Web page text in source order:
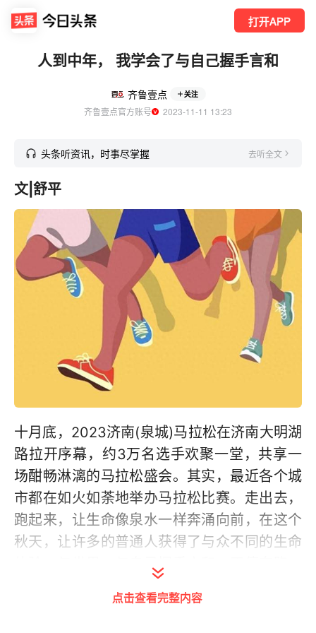
打开APP
人到中年， 我学会了与自己握手言和
齐鲁壹点 关注
齐鲁壹点官方账号
  2023-11-11 13:23
头条听资讯，时事尽掌握 去听全文
文|舒平
十月底，2023济南(泉城)马拉松在济南大明湖
路拉开序幕，约3万名选手欢聚一堂，共享一
场酣畅淋漓的马拉松盛会。其实，最近各个城
市都在如火如荼地举办马拉松比赛。走出去，
跑起来，让生命像泉水一样奔涌向前，在这个
秋天，让许多的普通人获得了与众不同的生命
体验。与世界、与自己握手言和，不停奔跑，
点击查看完整内容